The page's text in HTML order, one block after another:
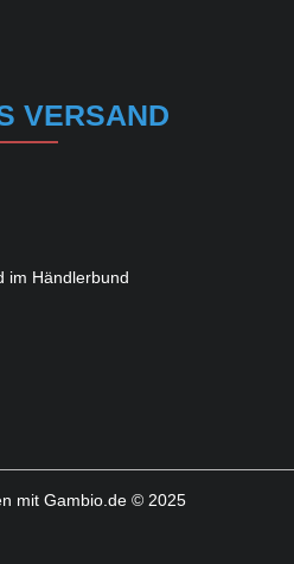
VERSAND
mit Gambio.de © 2025